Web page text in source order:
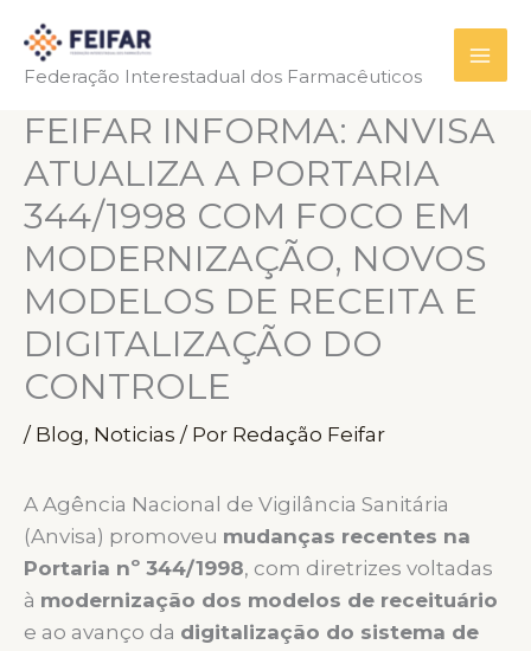
para
Federação Interestadual dos Farmacêuticos
FEIFAR INFORMA: ANVISA
ATUALIZA A PORTARIA
344/1998 COM FOCO EM
MODERNIZAÇÃO, NOVOS
MODELOS DE RECEITA E
DIGITALIZAÇÃO DO
CONTROLE
/ Blog, Noticias / Por Redação Feifar
A Agência Nacional de Vigilância Sanitária
(Anvisa) promoveu mudanças recentes na
Portaria nº 344/1998, com diretrizes voltadas
à modernização dos modelos de receituário
e ao avanço da digitalização do sistema de